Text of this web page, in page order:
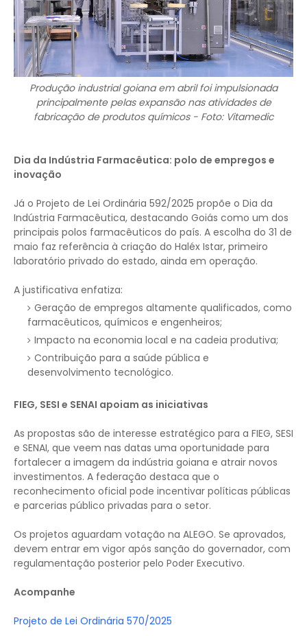
Produção industrial goiana em abril foi impulsionada
principalmente pelas expansão nas atividades de
fabricação de produtos químicos - Foto: Vitamedic
Dia da Indústria Farmacêutica: polo de empregos e
inovação
Já o Projeto de Lei Ordinária 592/2025 propõe o Dia da
Indústria Farmacêutica, destacando Goiás como um dos
principais polos farmacêuticos do país. A escolha do 31 de
maio faz referência à criação do Haléx Istar, primeiro
laboratório privado do estado, ainda em operação.
A justificativa enfatiza:
Geração de empregos altamente qualificados, como
farmacêuticos, químicos e engenheiros;
Impacto na economia local e na cadeia produtiva;
Contribuição para a saúde pública e
desenvolvimento tecnológico.
FIEG, SESI e SENAI apoiam as iniciativas
As propostas são de interesse estratégico para a FIEG, SESI
e SENAI, que veem nas datas uma oportunidade para
fortalecer a imagem da indústria goiana e atrair novos
investimentos. A federação destaca que o
reconhecimento oficial pode incentivar políticas públicas
e parcerias público privadas para o setor.
Os projetos aguardam votação na ALEGO. Se aprovados,
devem entrar em vigor após sanção do governador, com
regulamentação posterior pelo Poder Executivo.
Acompanhe
Projeto de Lei Ordinária 570/2025